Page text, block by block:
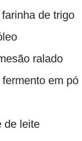
de trigo
ralado
em pó
de leite